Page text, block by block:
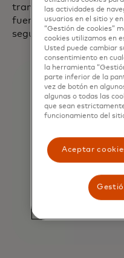
transición completa a
fuerte enfoque en
según el reporte.
las actividades de
usuarios en el sitio y
“Gestión de cookies”
cookies utilizamos en
Usted puede cambiar
consentimiento en
la herramienta
parte inferior de la
vez de botón en
algunas o todas las
que sean
funcionamiento del
Aceptar